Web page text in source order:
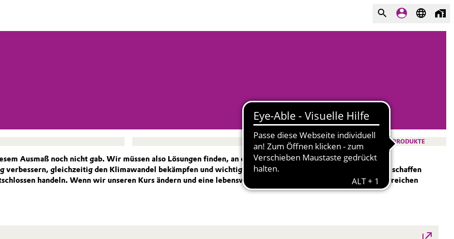
PRODUKTE
Ausmaß noch nicht gab. Wir müssen also Lösungen finden, an die sich bisher noch niemand gewagt hat.
verbessern, gleichzeitig den Klimawandel bekämpfen und wichtige Ressourcen schonen – wenn wir all dies schaffen
handeln. Wenn wir unseren Kurs ändern und eine lebenswerte Zukunft für Mensch und Planeten erreichen